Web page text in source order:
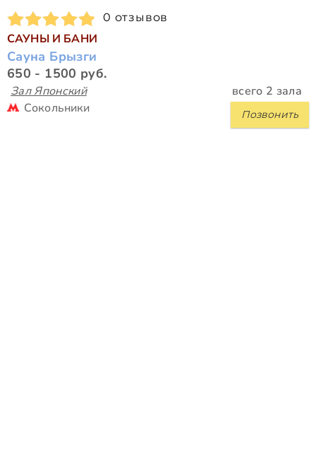
0 отзывов
САУНЫ И БАНИ
Сауна Брызги
650 - 1500 руб.
Зал Японский всего 2 зала
Позвонить
Сокольники